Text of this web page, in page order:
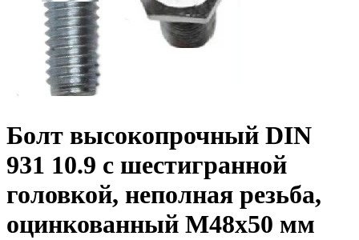
Болт высокопрочный DIN
931 10.9 с шестигранной
головкой, неполная резьба,
оцинкованный M48x50 мм